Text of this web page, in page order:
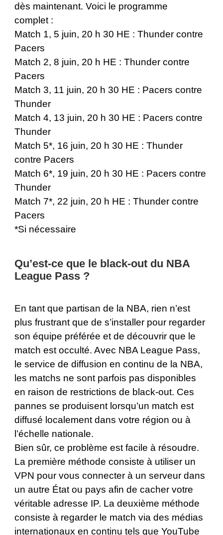
dès maintenant. Voici le programme
complet :
Match 1, 5 juin, 20 h 30 HE : Thunder contre
Pacers
Match 2, 8 juin, 20 h HE : Thunder contre
Pacers
Match 3, 11 juin, 20 h 30 HE : Pacers contre
Thunder
Match 4, 13 juin, 20 h 30 HE : Pacers contre
Thunder
Match 5*, 16 juin, 20 h 30 HE : Thunder
contre Pacers
Match 6*, 19 juin, 20 h 30 HE : Pacers contre
Thunder
Match 7*, 22 juin, 20 h HE : Thunder contre
Pacers
*Si nécessaire
Qu’est-ce que le black-out du NBA
League Pass ?
En tant que partisan de la NBA, rien n’est
plus frustrant que de s’installer pour regarder
son équipe préférée et de découvrir que le
match est occulté. Avec NBA League Pass,
le service de diffusion en continu de la NBA,
les matchs ne sont parfois pas disponibles
en raison de restrictions de black-out. Ces
pannes se produisent lorsqu’un match est
diffusé localement dans votre région ou à
l’échelle nationale.
Bien sûr, ce problème est facile à résoudre.
La première méthode consiste à utiliser un
VPN pour vous connecter à un serveur dans
un autre État ou pays afin de cacher votre
véritable adresse IP. La deuxième méthode
consiste à regarder le match via des médias
internationaux en continu tels que YouTube